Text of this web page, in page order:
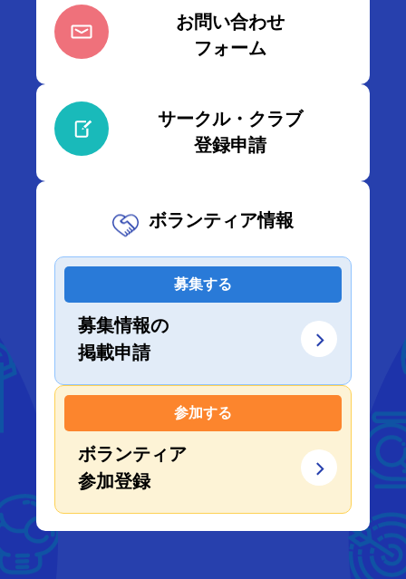
お問い合わせ
フォーム
サークル・クラブ
登録申請
ボランティア情報
募集する
募集情報の
掲載申請
参加する
ボランティア
参加登録